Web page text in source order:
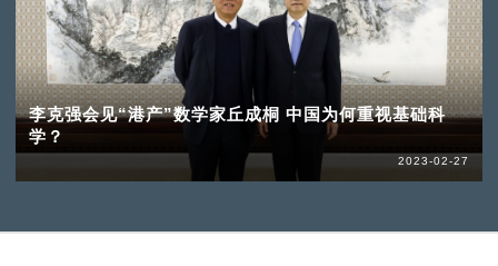
李克强会见“港产”数学家丘成桐 中国为何重视基础科
学？
2023-02-27